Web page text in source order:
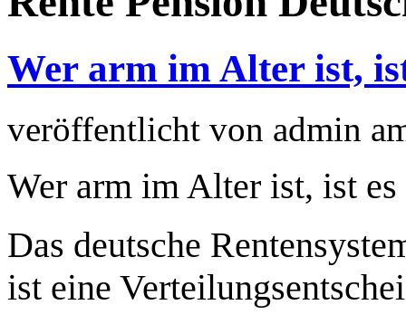
Wer arm im Alter ist,
veröffentlicht von admin
Wer arm im Alter ist, ist
Das deutsche
ist eine